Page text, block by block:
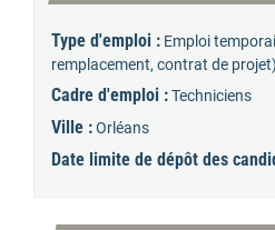
Type d'emploi : Emploi
remplacement, contrat de projet)
Cadre d'emploi :Techniciens
Ville :Orléans
Date limite de dépôt des